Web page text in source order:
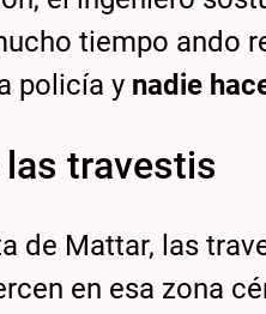
tiempo ando
policía y nadie
travestis
de Mattar, las
en esa zona